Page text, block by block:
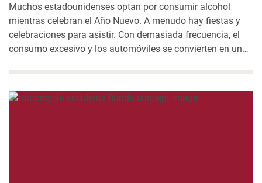
Muchos estadounidenses optan por consumir alcohol
mientras celebran el Año Nuevo. A menudo hay fiestas y
celebraciones para asistir. Con demasiada frecuencia, el
consumo excesivo y los automóviles se convierten en una
fechas específicas, por lo tanto...